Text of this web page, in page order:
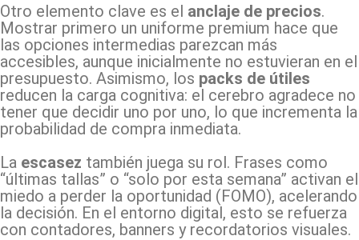
Otro elemento clave es el anclaje de precios.
Mostrar primero un uniforme premium hace que
las opciones intermedias parezcan más
accesibles, aunque inicialmente no estuvieran en el
presupuesto. Asimismo, los packs de útiles
reducen la carga cognitiva: el cerebro agradece no
tener que decidir uno por uno, lo que incrementa la
probabilidad de compra inmediata.
La escasez también juega su rol. Frases como
“últimas tallas” o “solo por esta semana” activan el
miedo a perder la oportunidad (FOMO), acelerando
la decisión. En el entorno digital, esto se refuerza
con contadores, banners y recordatorios visuales.